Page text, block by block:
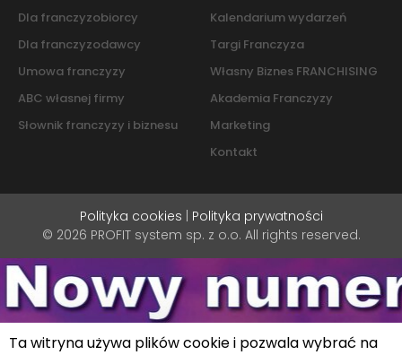
Dla franczyzobiorcy
Dla franczyzodawcy
Umowa franczyzy
ABC własnej firmy
Słownik franczyzy i biznesu
Kalendarium wydarzeń
Targi Franczyza
Własny Biznes FRANCHISING
Akademia Franczyzy
Marketing
Kontakt
Polityka cookies | Polityka prywatności
© 2026 PROFIT system sp. z o.o. All rights reserved.
Ta witryna używa plików cookie i pozwala wybrać na